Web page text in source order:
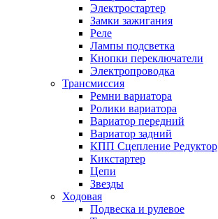
Электростартер
Замки зажигания
Реле
Лампы подсветка
Кнопки переключатели
Электропроводка
Трансмиссия
Ремни вариатора
Ролики вариатора
Вариатор передний
Вариатор задний
КПП Сцепление Редуктор
Кикстартер
Цепи
Звезды
Ходовая
Подвеска и рулевое